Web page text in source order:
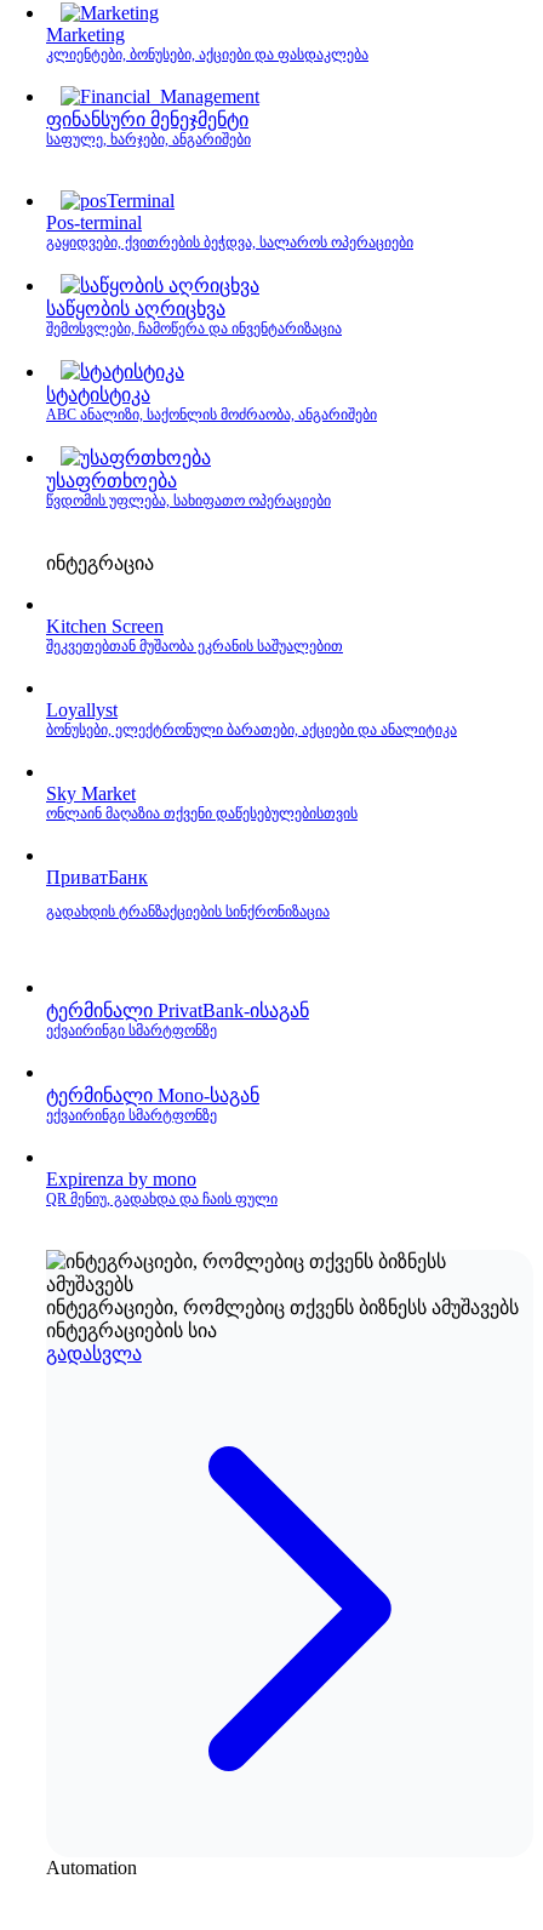
Marketing
კლიენტები, ბონუსები, აქციები და ფასდაკლება
ფინანსური მენეჯმენტი
საფულე, ხარჯები, ანგარიშები
Pos-terminal
გაყიდვები, ქვითრების ბეჭდვა, სალაროს ოპერაციები
საწყობის აღრიცხვა
შემოსვლები, ჩამოწერა და ინვენტარიზაცია
სტატისტიკა
ABC ანალიზი, საქონლის მოძრაობა, ანგარიშები
უსაფრთხოება
წვდომის უფლება, სახიფათო ოპერაციები
ინტეგრაცია
Kitchen Screen
შეკვეთებთან მუშაობა ეკრანის საშუალებით
Loyallyst
ბონუსები, ელექტრონული ბარათები, აქციები და ანალიტიკა
Sky Market
ონლაინ მაღაზია თქვენი დაწესებულებისთვის
ПриватБанк
გადახდის ტრანზაქციების სინქრონიზაცია
ტერმინალი PrivatBank‑ისაგან
ექვაირინგი სმარტფონზე
ტერმინალი Mono‑საგან
ექვაირინგი სმარტფონზე
Expirenza by mono
QR მენიუ, გადახდა და ჩაის ფული
ინტეგრაციები, რომლებიც თქვენს ბიზნესს ამუშავებს
ინტეგრაციების სია
გადასვლა
Automation